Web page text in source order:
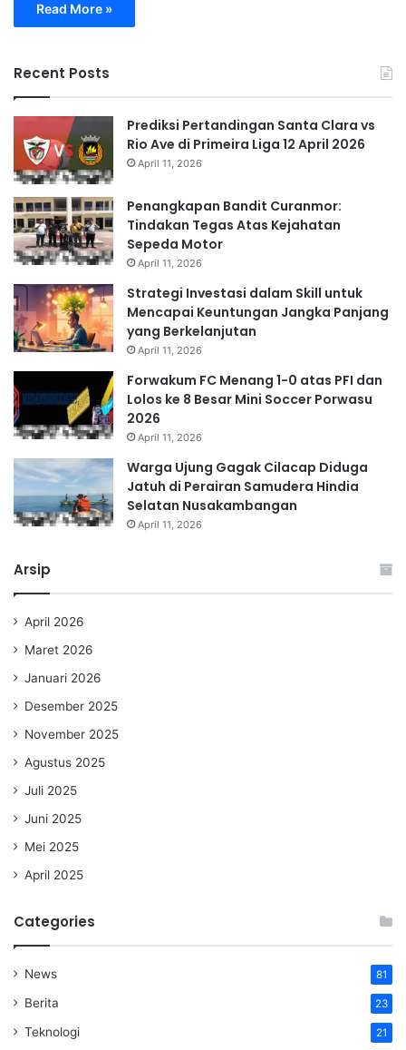
Read More »
Recent Posts
Prediksi Pertandingan Santa Clara vs
Rio Ave di Primeira Liga 12 April 2026
April 11, 2026
Penangkapan Bandit Curanmor:
Tindakan Tegas Atas Kejahatan
Sepeda Motor
April 11, 2026
Strategi Investasi dalam Skill untuk
Mencapai Keuntungan Jangka Panjang
yang Berkelanjutan
April 11, 2026
Forwakum FC Menang 1-0 atas PFI dan
Lolos ke 8 Besar Mini Soccer Porwasu
2026
April 11, 2026
Warga Ujung Gagak Cilacap Diduga
Jatuh di Perairan Samudera Hindia
Selatan Nusakambangan
April 11, 2026
Arsip
April 2026
Maret 2026
Januari 2026
Desember 2025
November 2025
Agustus 2025
Juli 2025
Juni 2025
Mei 2025
April 2025
Categories
News 81
Berita 23
Teknologi 21